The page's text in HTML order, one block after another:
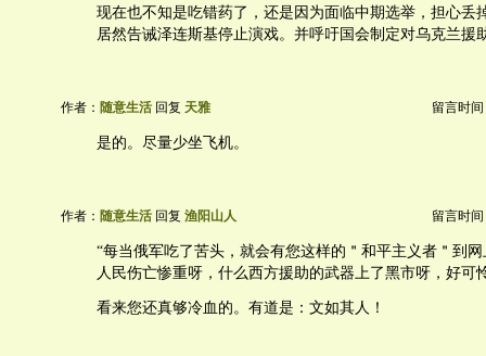
现在也不知是吃错药了，还是因为面临中期选举，担心丢
居然告诫泽连斯基停止演戏。并呼吁国会制定对乌克兰援
作者： 随意生活 回复 天雅 留言时间
是的。尽量少坐飞机。
作者： 随意生活 回复 渔阳山人 留言时间
“每当俄军吃了苦头，就会有您这样的＂和平主义者＂到
人民伤亡惨重呀，什么西方援助的武器上了黑市呀，好可
看来您还真够冷血的。有道是：文如其人！